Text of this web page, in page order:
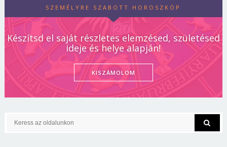
SZEMÉLYRE SZABOTT HOROSZKÓP
Készítsd el saját részletes elemzésed, születésed
ideje és helye alapján!
KISZÁMOLOM